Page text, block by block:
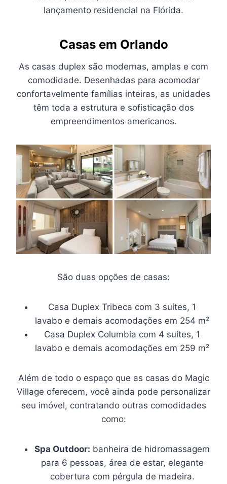
lançamento residencial na Flórida.
Casasem Orlando
As casas duplex são modernas, amplas e com
comodidade. Desenhadas para acomodar
confortavelmente famílias inteiras, as unidades
têm toda a estrutura e sofisticação dos
empreendimentos americanos.
São duas opções de casas:
Casa Duplex Tribeca com 3 suítes, 1
lavabo e demais acomodações em 254 m²
Casa Duplex Columbia com 4 suítes, 1
lavabo e demais acomodações em 259 m²
Além de todo o espaço que as casas do Magic
Village oferecem, você ainda pode personalizar
seu imóvel, contratando outras comodidades
como:
Spa Outdoor: banheira de hidromassagem
para 6 pessoas, área de estar, elegante
cobertura com pérgula de madeira.